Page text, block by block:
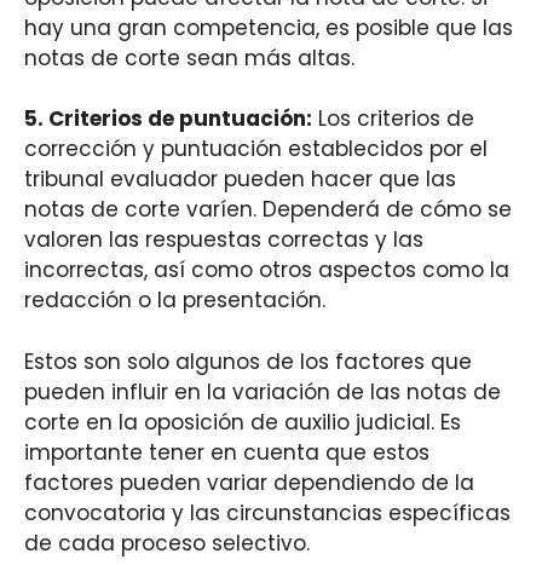
hay una gran competencia, es posible que las
notas de corte sean más altas.
5. Criterios de puntuación: Los criterios de
corrección y puntuación establecidos por el
tribunal evaluador pueden hacer que las
notas de corte varíen. Dependerá de cómo se
valoren las respuestas correctas y las
incorrectas, así como otros aspectos como la
redacción o la presentación.
Estos son solo algunos de los factores que
pueden influir en la variación de las notas de
corte en la oposición de auxilio judicial. Es
importante tener en cuenta que estos
factores pueden variar dependiendo de la
convocatoria y las circunstancias específicas
de cada proceso selectivo.